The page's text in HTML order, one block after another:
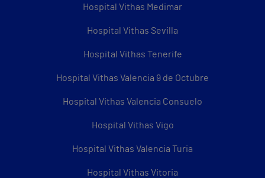
Hospital Vithas Medimar
Hospital Vithas Sevilla
Hospital Vithas Tenerife
Hospital Vithas Valencia 9 de Octubre
Hospital Vithas Valencia Consuelo
Hospital Vithas Vigo
Hospital Vithas Valencia Turia
Hospital Vithas Vitoria